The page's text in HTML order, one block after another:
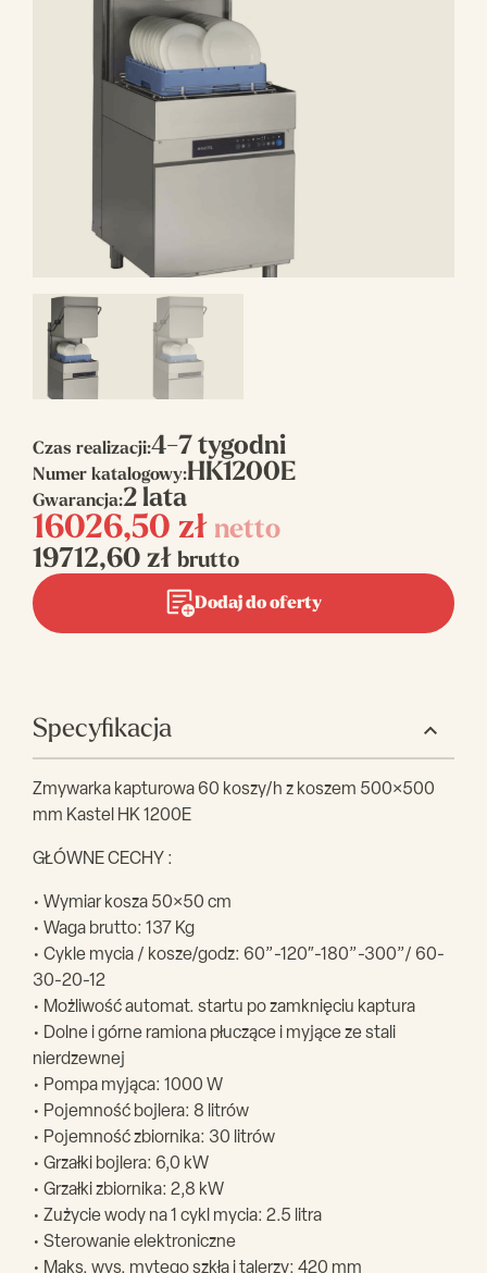
Czas realizacji:4-7 tygodni
Numer katalogowy:HK1200E
Gwarancja:2 lata
16026,50 zł netto
19712,60 zł brutto
Dodaj do oferty
Specyfikacja
Zmywarka kapturowa 60 koszy/h z koszem 500×500
mm Kastel HK 1200E
GŁÓWNE CECHY :
• Wymiar kosza 50×50 cm
• Waga brutto: 137 Kg
• Cykle mycia / kosze/godz: 60”-120″-180”-300”/ 60-
30-20-12
• Możliwość automat. startu po zamknięciu kaptura
• Dolne i górne ramiona płuczące i myjące ze stali
nierdzewnej
• Pompa myjąca: 1000 W
• Pojemność bojlera: 8 litrów
• Pojemność zbiornika: 30 litrów
• Grzałki bojlera: 6,0 kW
• Grzałki zbiornika: 2,8 kW
• Zużycie wody na 1 cykl mycia: 2.5 litra
• Sterowanie elektroniczne
• Maks. wys. mytego szkła i talerzy: 420 mm